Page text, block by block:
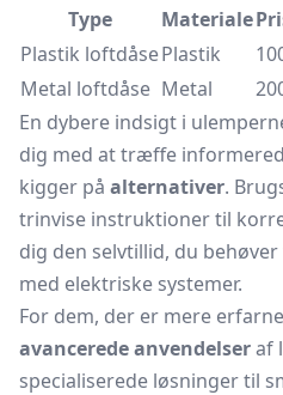
Type
Materiale
Plastik loftdåsePlastik
Metal loftdåse Metal
En dybere indsigt i
dig med at træffe
kigger på alternativer.
trinvise instruktioner til
dig den selvtillid, du
med elektriske systemer.
For dem, der er mere
avancerede anvendelseraf
specialiserede løsninger til